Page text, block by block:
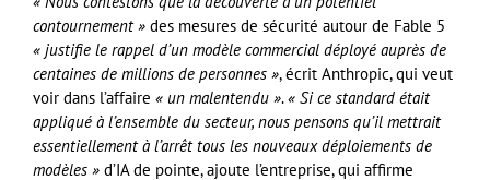
contournement » des mesures de sécurité autour de Fable 5
« justifie le rappel d’un modèle commercial déployé auprès de
centaines de millions de personnes », écrit Anthropic, qui veut
voir dans l’affaire « un malentendu ».« Si ce standard était
appliqué à l’ensemble du secteur, nous pensons qu’il mettrait
essentiellement à l’arrêt tous les nouveaux déploiements de
modèles » d’IA de pointe, ajoute l’entreprise, qui affirme